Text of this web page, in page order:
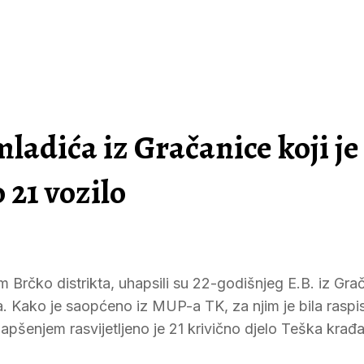
iz Gračanice koji
vozilo
Brčko distrikta, uhapsili su 22-godišnjeg E.B. iz
je saopćeno iz MUP-a TK, za njim je bila
rasvijetljeno je 21 krivično djelo Teška